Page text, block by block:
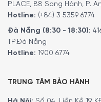
PLACE, 88 Song Hành, P.
Hotline: (+84) 3 5359 6774
Đà Nẵng (8:30 - 18:30):
TP.Đà Nẵng
Hotline: 1900 6774
TRUNG TÂM BẢO HÀNH